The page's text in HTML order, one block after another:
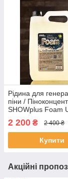
Рідина для
піни /
SHOWplus Foam
Premium 1:100
2 200 ₴ 2 400 ₴
Купити
Акційні